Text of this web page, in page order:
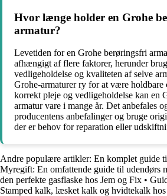
Hvor længe holder en Grohe
armatur?
Levetiden for en Grohe berøringsfri
afhængigt af flere faktorer, herunder
vedligeholdelse og kvaliteten af selve
Grohe-armaturer ry for at være
korrekt pleje og vedligeholdelse kan en
armatur vare i mange år. Det anbefales
producentens anbefalinger og bruge
der er behov for reparation eller
Andre populære artikler: En komplet guide
Myregift: En omfattende guide til udendørs
den perfekte gasflaske hos Jem og Fix •
Stamped kalk, læsket kalk og hvidtekalk